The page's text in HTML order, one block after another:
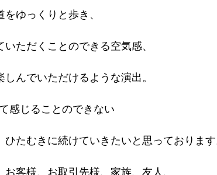
ゆっくりと歩き、
ただくことのできる空気感、
んでいただけるような演出。
感じることのできない
ひたむきに続けていきたいと思っておりま
客様、お取引先様、家族、友人、